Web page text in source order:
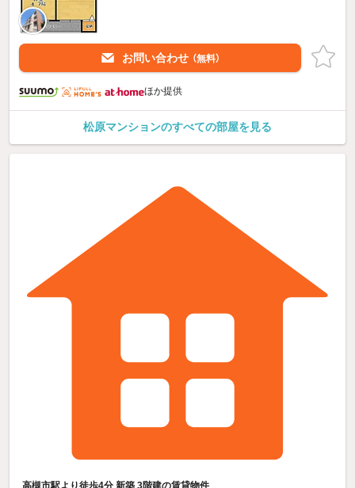
お問い合わせ （無料）
ほか提供
松原マンションのすべての部屋を見る